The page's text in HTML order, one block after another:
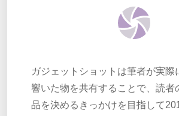
ガジェットショットは筆者が実際
響いた物を共有することで、読者
品を決めるきっかけを目指して